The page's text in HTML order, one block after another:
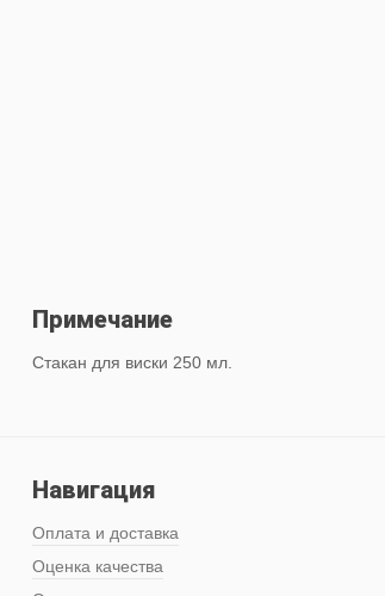
Примечание
Стакан для виски 250 мл.
Навигация
Оплата и доставка
Оценка качества